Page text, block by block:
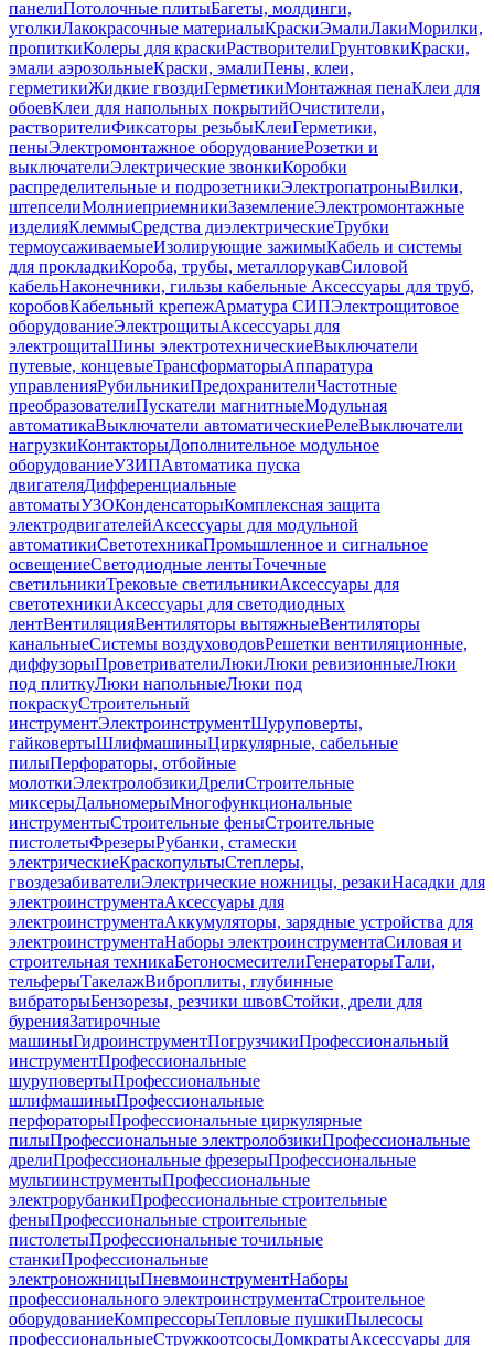
панелиПотолочные плитыБагеты, молдинги,
уголкиЛакокрасочные материалыКраскиЭмалиЛакиМорилки,
пропиткиКолеры для краскиРастворителиГрунтовкиКраски,
эмали аэрозольныеКраски, эмалиПены, клеи,
герметикиЖидкие гвоздиГерметикиМонтажная пенаКлеи для
обоевКлеи для напольных покрытийОчистители,
растворителиФиксаторы резьбыКлеиГерметики,
пеныЭлектромонтажное оборудованиеРозетки и
выключателиЭлектрические звонкиКоробки
распределительные и подрозетникиЭлектропатроныВилки,
штепселиМолниеприемникиЗаземлениеЭлектромонтажные
изделияКлеммыСредства диэлектрическиеТрубки
термоусаживаемыеИзолирующие зажимыКабель и системы
для прокладкиКороба, трубы, металлорукавСиловой
кабельНаконечники, гильзы кабельные Аксессуары для труб,
коробовКабельный крепежАрматура СИПЭлектрощитовое
оборудованиеЭлектрощитыАксессуары для
электрощитаШины электротехническиеВыключатели
путевые, концевыеТрансформаторыАппаратура
управленияРубильникиПредохранителиЧастотные
преобразователиПускатели магнитныеМодульная
автоматикаВыключатели автоматическиеРелеВыключатели
нагрузкиКонтакторыДополнительное модульное
оборудованиеУЗИПАвтоматика пуска
двигателяДифференциальные
автоматыУЗОКонденсаторыКомплексная защита
электродвигателейАксессуары для модульной
автоматикиСветотехникаПромышленное и сигнальное
освещениеСветодиодные лентыТочечные
светильникиТрековые светильникиАксессуары для
светотехникиАксессуары для светодиодных
лентВентиляцияВентиляторы вытяжныеВентиляторы
канальныеСистемы воздуховодовРешетки вентиляционные,
диффузорыПроветривателиЛюкиЛюки ревизионныеЛюки
под плиткуЛюки напольныеЛюки под
покраскуСтроительный
инструментЭлектроинструментШуруповерты,
гайковертыШлифмашиныЦиркулярные, сабельные
пилыПерфораторы, отбойные
молоткиЭлектролобзикиДрелиСтроительные
миксерыДальномерыМногофункциональные
инструментыСтроительные феныСтроительные
пистолетыФрезерыРубанки, стамески
электрическиеКраскопультыСтеплеры,
гвоздезабивателиЭлектрические ножницы, резакиНасадки для
электроинструментаАксессуары для
электроинструментаАккумуляторы, зарядные устройства для
электроинструментаНаборы электроинструментаСиловая и
строительная техникаБетоносмесителиГенераторыТали,
тельферыТакелажВиброплиты, глубинные
вибраторыБензорезы, резчики швовСтойки, дрели для
буренияЗатирочные
машиныГидроинструментПогрузчикиПрофессиональный
инструментПрофессиональные
шуруповертыПрофессиональные
шлифмашиныПрофессиональные
перфораторыПрофессиональные циркулярные
пилыПрофессиональные электролобзикиПрофессиональные
дрелиПрофессиональные фрезерыПрофессиональные
мультиинструментыПрофессиональные
электрорубанкиПрофессиональные строительные
феныПрофессиональные строительные
пистолетыПрофессиональные точильные
станкиПрофессиональные
электроножницыПневмоинструментНаборы
профессионального электроинструментаСтроительное
оборудованиеКомпрессорыТепловые пушкиПылесосы
профессиональныеСтружкоотсосыДомкратыАксессуары для